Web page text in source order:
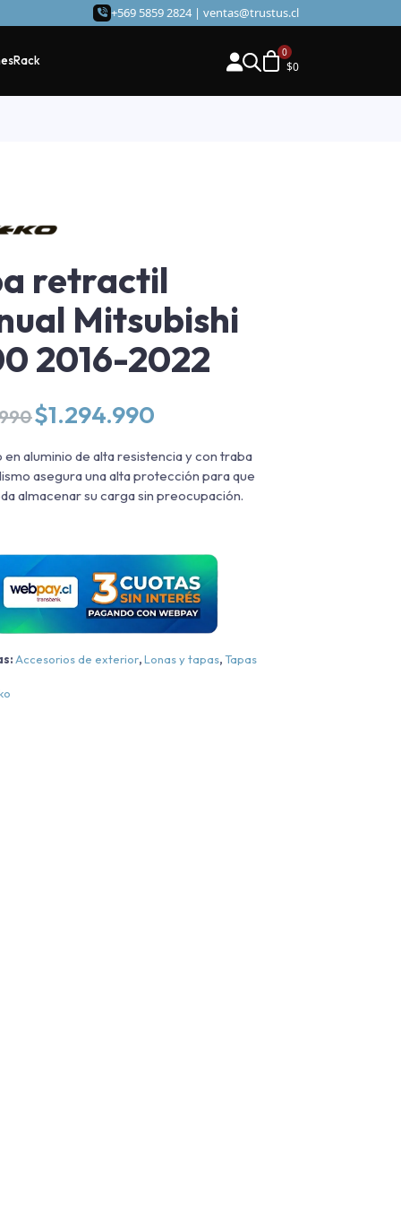
+569 5859 2824 | ventas@trustus.cl
Rack $0
retractil
Mitsubishi
2016-2022
El
precio
original
era:
$1.569.990.
$1.294.990
actual
es:
$1.294.990.
en aluminio de alta resistencia y con traba
asegura una alta protección para que
almacenar su carga sin preocupación.
Accesorios de exterior,Lonas y tapas,Tapas